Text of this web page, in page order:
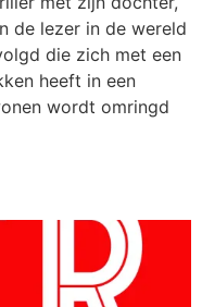
de lezer in de wereld
die zich met een
heeft in een
wordt omringd